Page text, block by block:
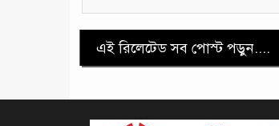
এই রিলেটেড সব পোস্ট পড়ুন....